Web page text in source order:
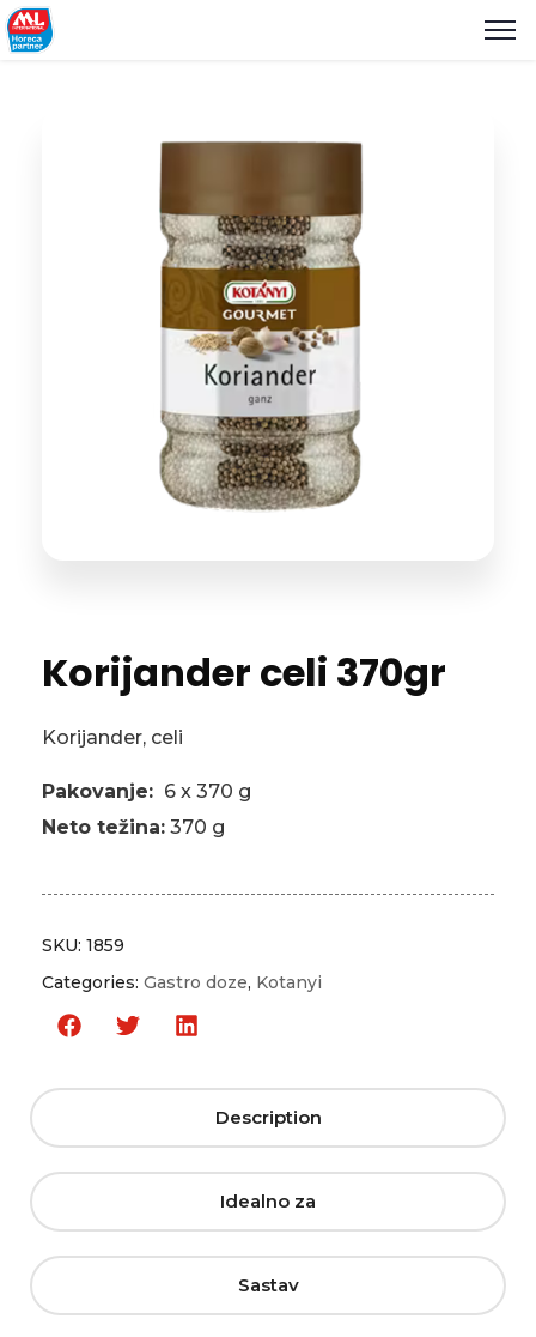
Korijander celi 370gr
Korijander, celi
Pakovanje: 6 x 370 g
Neto težina: 370 g
SKU: 1859
Categories: Gastro doze, Kotanyi
Description
Idealno za
Sastav